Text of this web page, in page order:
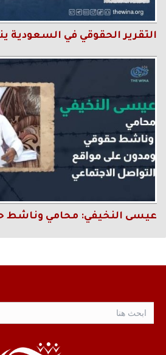
التقرير الحقوقي في السعودية يناير
عيسى النخيفي: محامي وناشط